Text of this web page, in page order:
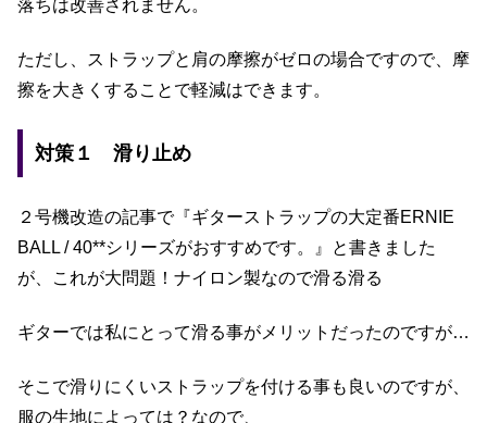
落ちは改善されません。
ただし、ストラップと肩の摩擦がゼロの場合ですので、摩
擦を大きくすることで軽減はできます。
対策１ 滑り止め
２号機改造の記事で『ギターストラップの大定番ERNIE
BALL / 40**シリーズがおすすめです。』と書きました
が、これが大問題！ナイロン製なので滑る滑る
ギターでは私にとって滑る事がメリットだったのですが…
そこで滑りにくいストラップを付ける事も良いのですが、
服の生地によっては？なので、